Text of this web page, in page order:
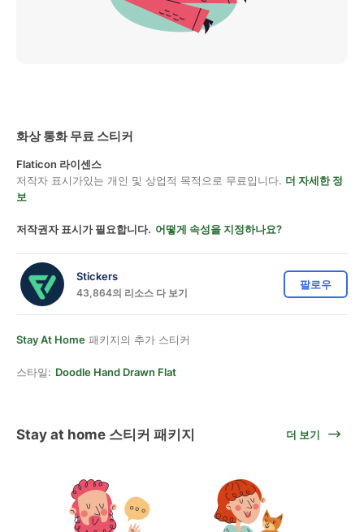
화상 통화 무료 스티커
Flaticon 라이센스
저작자 표시가있는 개인 및 상업적 목적으로 무료입니다. 더 자세한 정
보
저작권자 표시가 필요합니다. 어떻게 속성을 지정하나요?
Stickers
43,864의 리소스 다 보기
팔로우
Stay At Home 패키지의 추가 스티커
스타일: Doodle Hand Drawn Flat
Stay at home 스티커 패키지 더 보기